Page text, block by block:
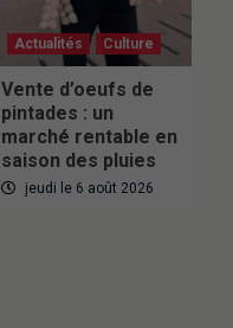
Actualités Culture
Vente d’oeufs de
pintades : un
marché rentable en
saison des pluies
jeudi le 6 août 2026